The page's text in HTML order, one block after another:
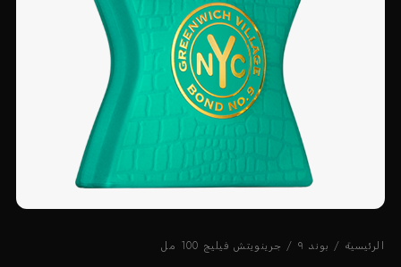
الرئيسية / بوند ٩ / جرينويتش فيليج 100 مل